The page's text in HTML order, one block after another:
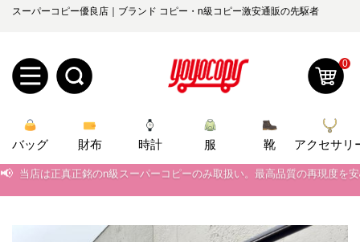
スーパーコピー優良店｜ブランド コピー・n級コピー激安通販の先駆者
規
ユ
ロ
グ
0
バッグ 財布 時計 服 靴 アクセサリ
📢 当店は正真正銘のn級スーパーコピーのみ取扱い。最高品質の再現度を